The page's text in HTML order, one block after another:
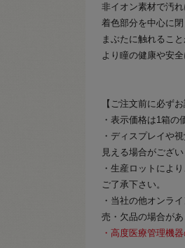
非イオン素材で汚
着色部分を中心に
まぶたに触れること
より瞳の健康や安
【ご注文前に必ず
・表示価格は1箱の
・ディスプレイや
見える場合がござい
・生産ロットによ
ご了承下さい。
・当社の他オンラ
売・欠品の場合があ
・高度医療管理機